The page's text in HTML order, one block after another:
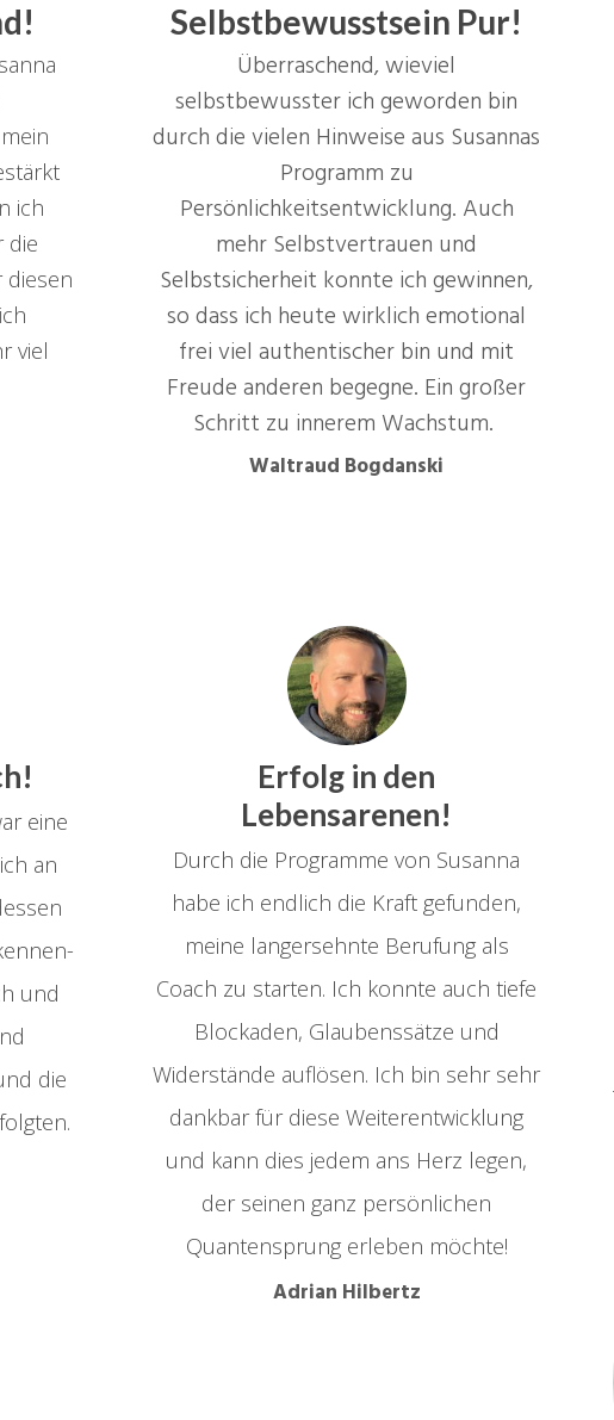
ich
die
viel
Selbstbewusstsein Pur!
Überraschend, wieviel
selbstbewusster ich geworden bin
durch die vielen Hinweise aus Susannas
Programm zu
Persönlichkeitsentwicklung. Auch
mehr Selbstvertrauen und
Selbstsicherheit konnte ich gewinnen,
so dass ich heute wirklich emotional
frei viel authentischer bin und mit
Freude anderen begegne. Ein großer
Schritt zu innerem Wachstum.
Waltraud Bogdanski
eine
an
und
die
Erfolg in den
Lebensarenen!
Durch die Programme von Susanna
habe ich endlich die Kraft gefunden,
meine langersehnte Berufung als
Coach zu starten. Ich konnte auch tiefe
Blockaden, Glaubenssätze und
Widerstände auflösen. Ich bin sehr sehr
dankbar für diese Weiterentwicklung
und kann dies jedem ans Herz legen,
der seinen ganz persönlichen
Quantensprung erleben möchte!
Adrian Hilbertz